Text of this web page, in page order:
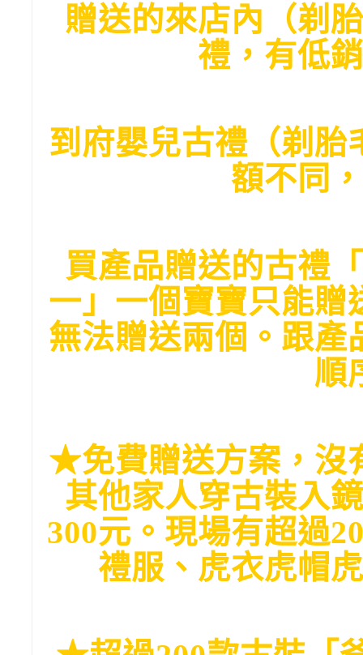
贈送的來店內（剃
禮，有低
到府嬰兒古禮（剃胎
額不同
買產品贈送的古禮
一」一個寶寶只能贈
無法贈送兩個。跟產
順
★免費贈送方案，沒
其他家人穿古裝入
300元。現場有超過
禮服、虎衣虎帽